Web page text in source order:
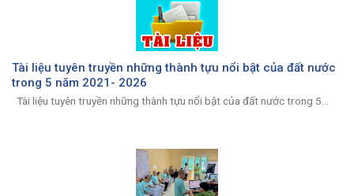
Tài liệu tuyên truyền những thành tựu nổi bật của đất nước
trong 5 năm 2021- 2026
Tài liệu tuyên truyền những thành tựu nổi bật của đất nước trong 5...